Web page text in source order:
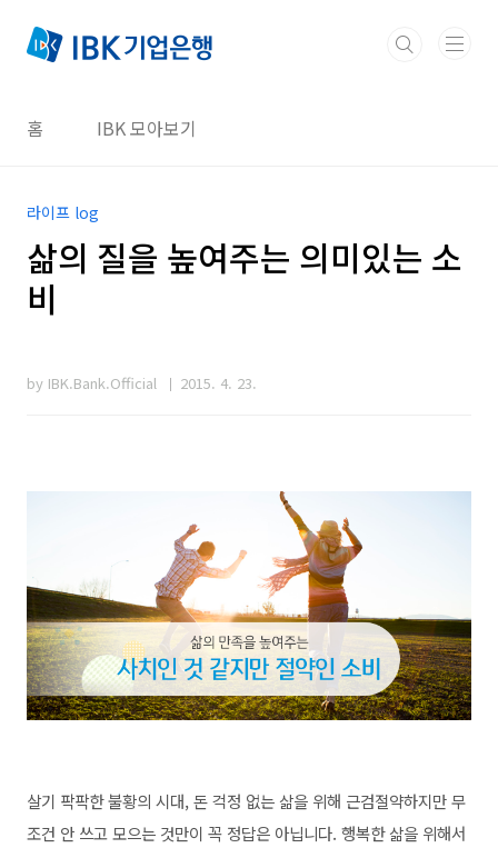
홈 IBK 모아보기
라이프 log
삶의 질을 높여주는 의미있는 소
비
by IBK.Bank.Official 2015. 4. 23.
살기 팍팍한 불황의 시대, 돈 걱정 없는 삶을 위해 근검절약하지만 무
조건 안 쓰고 모으는 것만이 꼭 정답은 아닙니다. 행복한 삶을 위해서